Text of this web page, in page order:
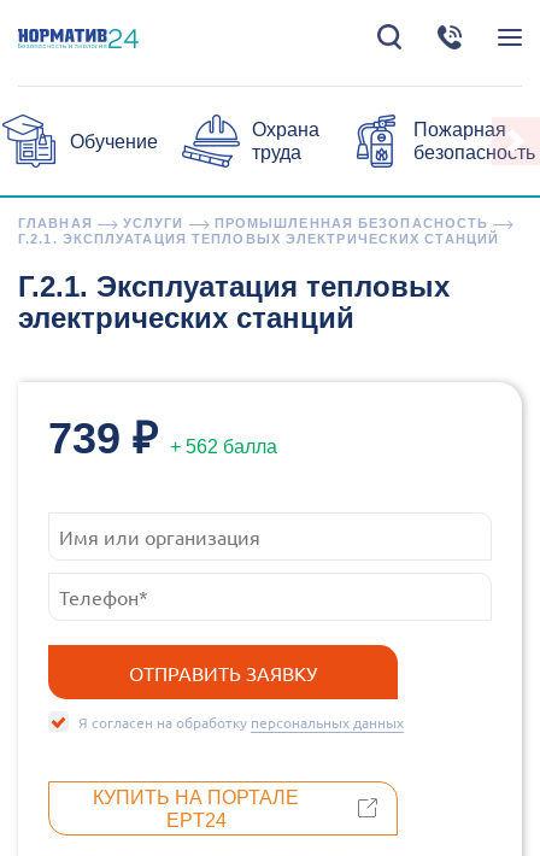
Обучение
Охрана
труда
Пожарная
безопасность
ГЛАВНАЯ УСЛУГИ
ПРОМЫШЛЕННАЯ БЕЗОПАСНОСТЬ
Г.2.1. ЭКСПЛУАТАЦИЯ ТЕПЛОВЫХ ЭЛЕКТРИЧЕСКИХ СТАНЦИЙ
Г.2.1. Эксплуатация тепловых
электрических станций
739 ₽ + 562 балла
Я согласен на обработку персональных данных
КУПИТЬ НА ПОРТАЛЕ
EPT24